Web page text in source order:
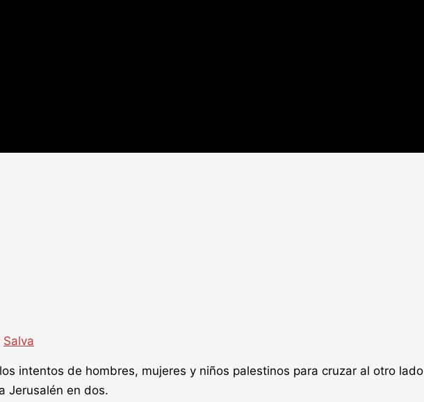
Salva
intentos de hombres, mujeres y niños palestinos para cruzar al otro lado
Jerusalén en dos.